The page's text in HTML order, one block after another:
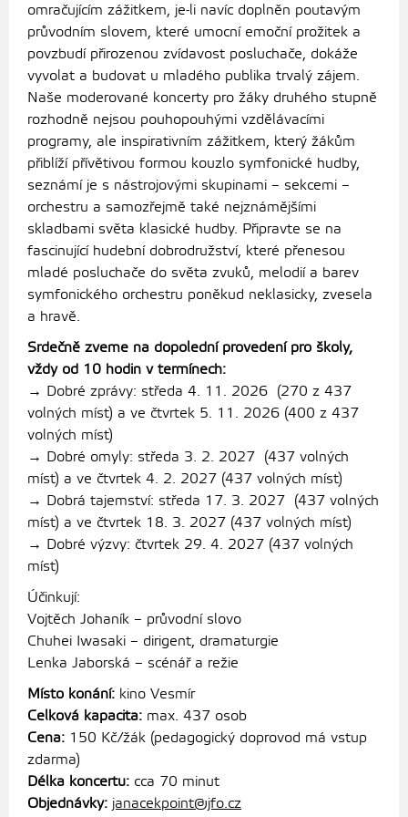
omračujícím zážitkem, je‑li navíc doplněn poutavým
průvodním slovem, které umocní emoční prožitek a
povzbudí přirozenou zvídavost posluchače, dokáže
vyvolat a budovat u mladého publika trvalý zájem.
Naše moderované koncerty pro žáky druhého stupně
rozhodně nejsou pouhopouhými vzdělávacími
programy, ale inspirativním zážitkem, který žákům
přiblíží přívětivou formou kouzlo symfonické hudby,
seznámí je s nástrojovými skupinami – sekcemi –
orchestru a samozřejmě také nejznámějšími
skladbami světa klasické hudby. Připravte se na
fascinující hudební dobrodružství, které přenesou
mladé posluchače do světa zvuků, melodií a barev
symfonického orchestru poněkud neklasicky, zvesela
a hravě.
Srdečně zveme na dopolední provedení pro školy,
vždy od 10 hodin v termínech:
→ Dobré zprávy: středa 4. 11. 2026 (270 z 437
volných míst) a ve čtvrtek 5. 11. 2026 (400 z 437
volných míst)
→ Dobré omyly: středa 3. 2. 2027 (437 volných
míst) a ve čtvrtek 4. 2. 2027 (437 volných míst)
→ Dobrá tajemství: středa 17. 3. 2027 (437 volných
míst) a ve čtvrtek 18. 3. 2027 (437 volných míst)
→ Dobré výzvy: čtvrtek 29. 4. 2027 (437 volných
míst)
Účinkují:
Vojtěch Johaník – průvodní slovo
Chuhei Iwasaki – dirigent, dramaturgie
Lenka Jaborská – scénář a režie
Místo konání: kino Vesmír
Celková kapacita: max. 437 osob
Cena: 150 Kč/žák (pedagogický doprovod má vstup
zdarma)
Délka koncertu: cca 70 minut
Objednávky: janacekpoint@jfo.cz